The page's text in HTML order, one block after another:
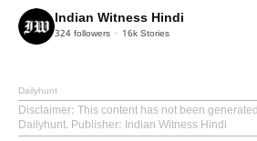
Indian Witness Hindi
324 followers 16k Stories
Dailyhunt
Disclaimer: This content has not been
Dailyhunt. Publisher: Indian Witness Hindi